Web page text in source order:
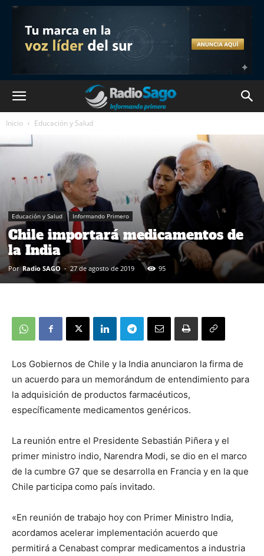
Inicio Educación y Salud
Educación y Salud Informando Primero
Chile importará medicamentos de
la India
Por Radio SAGO - 27 de agosto de 2019 95
Los Gobiernos de Chile y la India anunciaron la firma de
un acuerdo para un memorándum de entendimiento para
la adquisición de productos farmacéuticos,
específicamente medicamentos genéricos.
La reunión entre el Presidente Sebastián Piñera y el
primer ministro indio, Narendra Modi, se dio en el marco
de la cumbre G7 que se desarrolla en Francia y en la que
Chile participa como país invitado.
«En reunión de trabajo hoy con Primer Ministro India,
acordamos acelerar implementación acuerdo que
permitirá a Cenabast comprar medicamentos a industria